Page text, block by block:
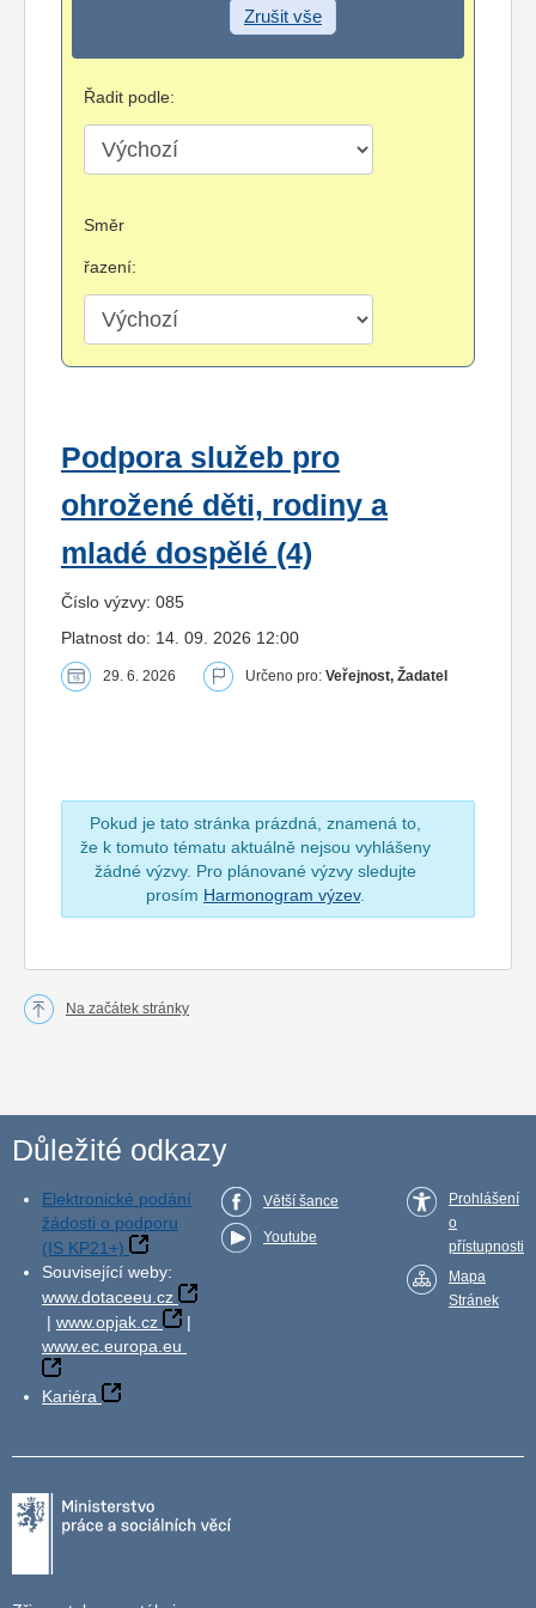
Zrušit vše
Řadit podle:
Směr
řazení:
Podpora služeb pro
ohrožené děti, rodiny a
mladé dospělé (4)
Číslo výzvy: 085
Platnost do: 14. 09. 2026 12:00
29. 6. 2026 Určeno pro: Veřejnost, Žadatel
Pokud je tato stránka prázdná, znamená to,
že k tomuto tématu aktuálně nejsou vyhlášeny
žádné výzvy. Pro plánované výzvy sledujte
prosím Harmonogram výzev.
Na začátek stránky
Důležité odkazy
Elektronické podání
žádosti o podporu
(IS KP21+)
Související weby:
www.dotaceeu.cz
| www.opjak.cz
|
www.ec.europa.eu
Kariéra
Větší šance
Youtube
Prohlášení
o
přístupnosti
Mapa
Stránek